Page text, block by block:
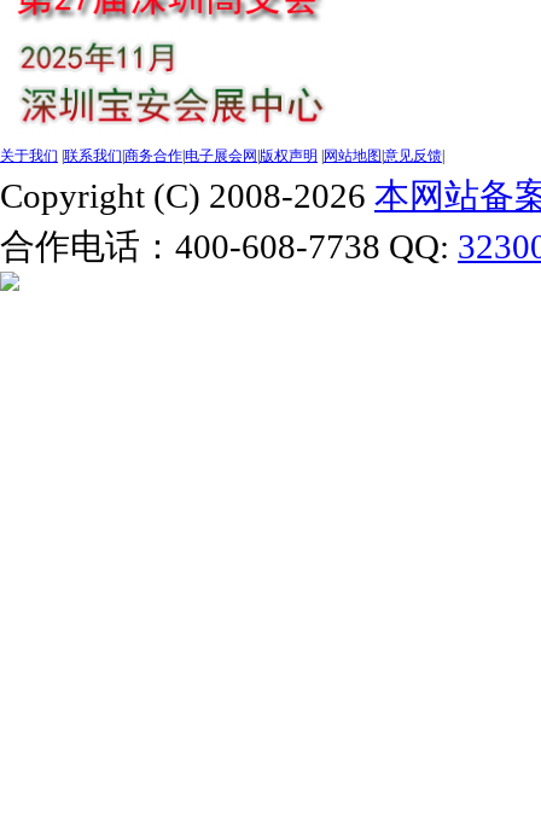
关于我们 联系我们 商务合作电子展会网 版权声明 网站地图 意见反馈
Copyright (C) 2008-2026 本网站备
合作电话：400-608-7738 QQ: